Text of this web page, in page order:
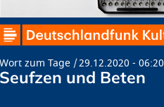
Wort zum Tage 29.12.2020 - 06:20
Seufzen und Beten